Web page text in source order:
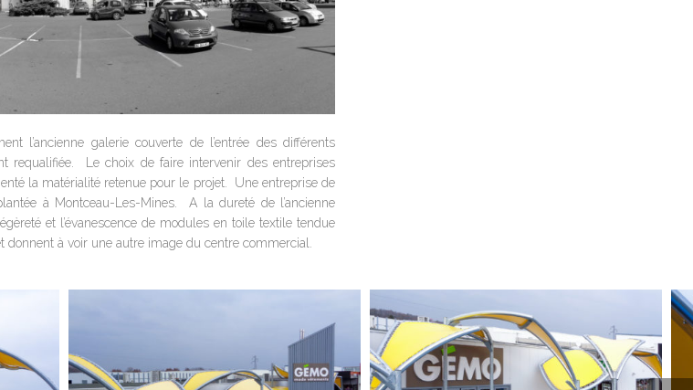
l’ancienne galerie couverte de l’entrée des différents
requalifiée.
Le choix de faire intervenir des entreprises
la matérialité retenue pour le projet.
Une entreprise de
à Montceau-Les-Mines.
A la dureté de l’ancienne
et l’évanescence de modules en toile textile tendue
donnent à voir une autre image du centre commercial.